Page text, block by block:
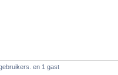
en 1 gast